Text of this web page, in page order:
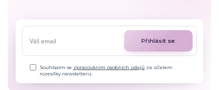
Přihlásit se
Souhlasím se zpracováním osobních údajů za účelem
rozesílky newsletteru.